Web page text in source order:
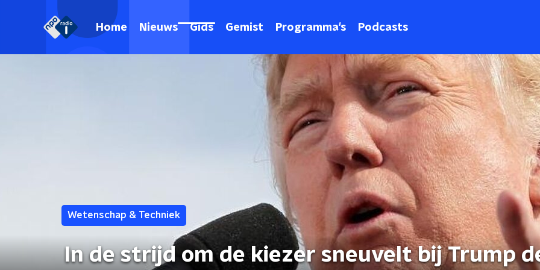
Home Nieuws Gids Gemist Programma's Podcasts
Wetenschap & Techniek
In de strijd om de kiezer sneuvelt bij Trump